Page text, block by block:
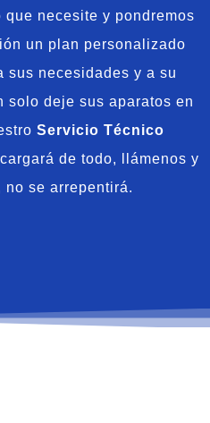
necesite y pondremos
un plan personalizado
sus necesidades y a su
solo deje sus aparatos en
Servicio Técnico
de todo, llámenos y
no se arrepentirá.